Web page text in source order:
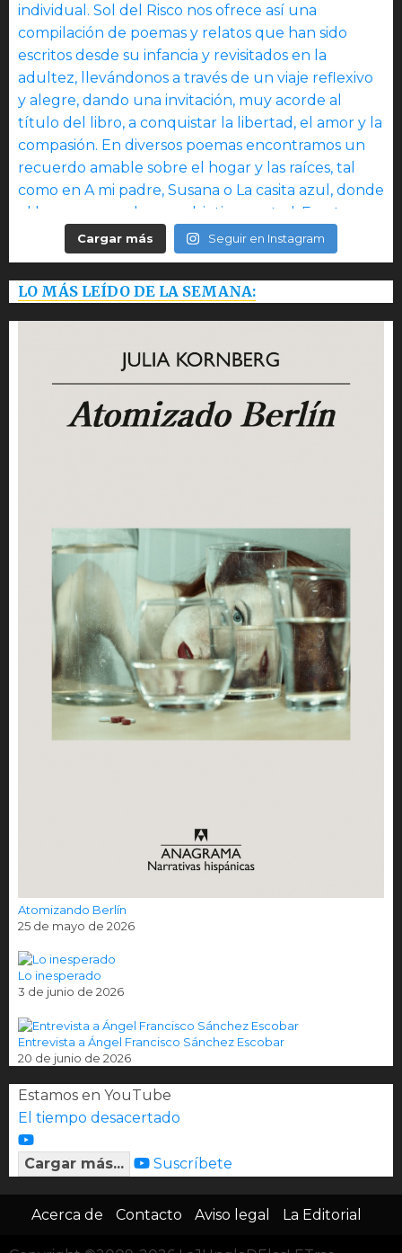
Cargar más Seguir en Instagram
LO MÁS LEÍDO DE LA SEMANA:
Atomizando Berlín
25 de mayo de 2026
Lo inesperado
3 de junio de 2026
Entrevista a Ángel Francisco Sánchez Escobar
20 de junio de 2026
Estamos en YouTube
El tiempo desacertado
Cargar más... Suscríbete
Acerca de Contacto Aviso legal La Editorial